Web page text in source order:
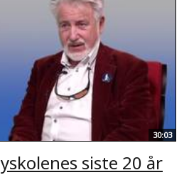
30:03
siste 20 år